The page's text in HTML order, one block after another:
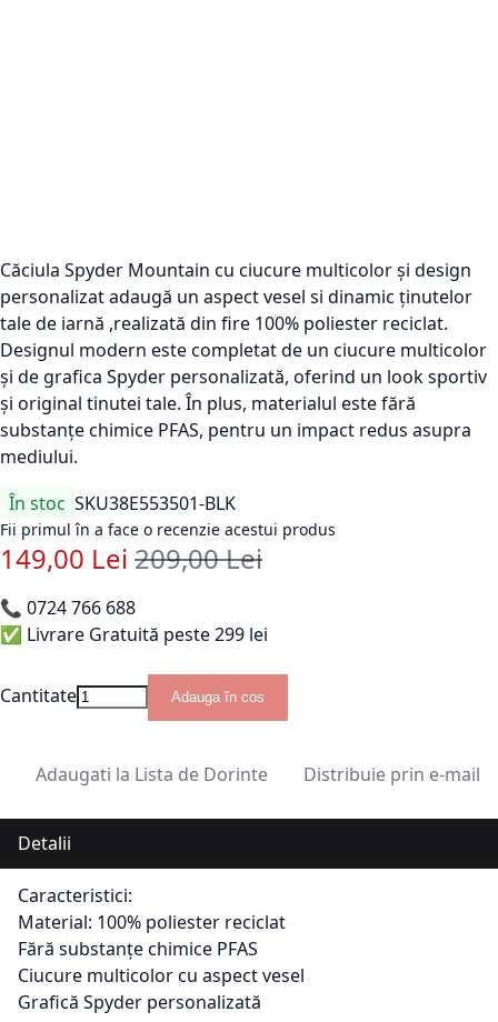
Căciula Spyder Mountain cu ciucure multicolor și design
personalizat adaugă un aspect vesel si dinamic ținutelor
tale de iarnă ,realizată din fire 100% poliester reciclat.
Designul modern este completat de un ciucure multicolor
și de grafica Spyder personalizată, oferind un look sportiv
și original tinutei tale. În plus, materialul este fără
substanțe chimice PFAS, pentru un impact redus asupra
mediului.
În stoc SKU38E553501-BLK
Fii primul în a face o recenzie acestui produs
Pret special
149,00 Lei Pret standard
209,00 Lei
📞 0724 766 688
✅ Livrare Gratuită peste 299 lei
Cantitate Adauga în cos
Adaugati la Lista de Dorinte Distribuie prin e-mail
Detalii
Caracteristici:
Material: 100% poliester reciclat
Fără substanțe chimice PFAS
Ciucure multicolor cu aspect vesel
Grafică Spyder personalizată